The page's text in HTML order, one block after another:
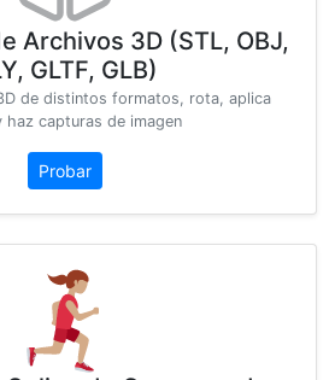
Archivos 3D (STL, OBJ,
GLTF, GLB)
de distintos formatos, rota, aplica
haz capturas de imagen
Probar